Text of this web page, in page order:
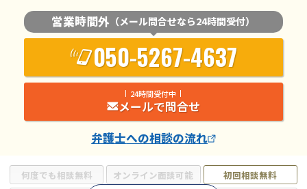
何度でも相談無料 オンライン面談可能
初回相談無料
営業時間外 （メール問合せなら24時間受付）
050-5267-4637
24時間受付中
メールで問合せ
弁護士への相談の流れ